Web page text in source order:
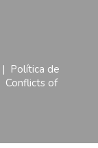
| Política de
Conflicts of